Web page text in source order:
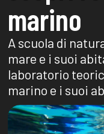
marino
A scuola di
mare e i suoi
laboratorio
marino e i suoi